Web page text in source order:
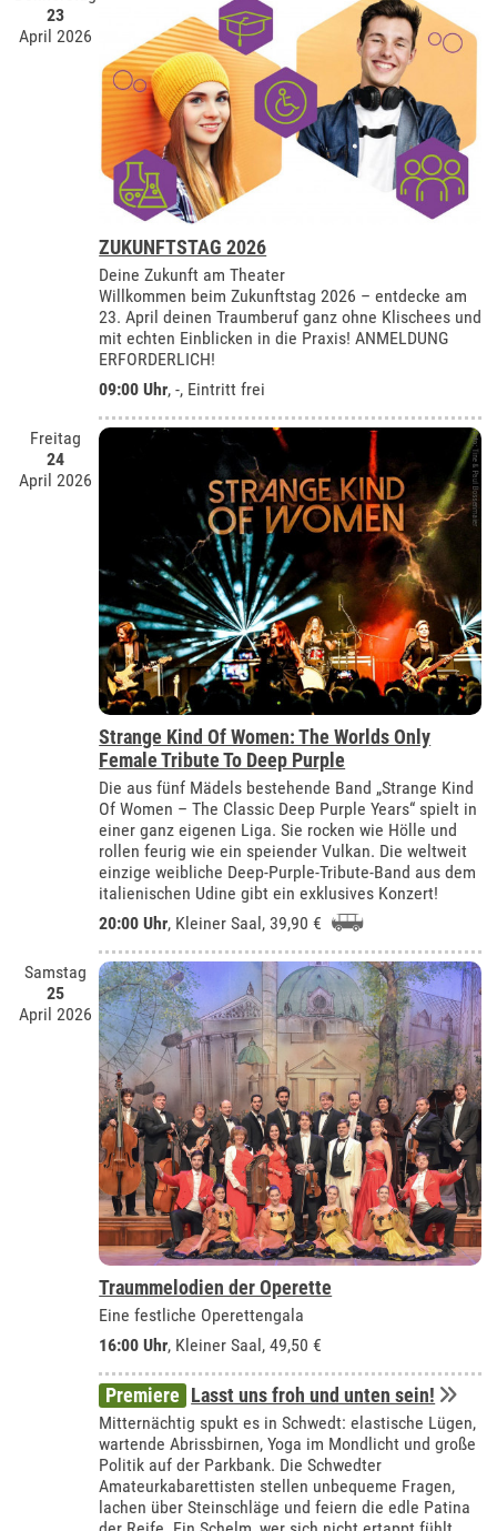
23
April 2026
ZUKUNFTSTAG 2026
Deine Zukunft am Theater
Willkommen beim Zukunftstag 2026 – entdecke am
23. April deinen Traumberuf ganz ohne Klischees und
mit echten Einblicken in die Praxis! ANMELDUNG
ERFORDERLICH!
09:00 Uhr, -, Eintritt frei
Freitag
24
April 2026
Strange Kind Of Women: The Worlds Only
Female Tribute To Deep Purple
Die aus fünf Mädels bestehende Band „Strange Kind
Of Women – The Classic Deep Purple Years“ spielt in
einer ganz eigenen Liga. Sie rocken wie Hölle und
rollen feurig wie ein speiender Vulkan. Die weltweit
einzige weibliche Deep-Purple-Tribute-Band aus dem
italienischen Udine gibt ein exklusives Konzert!
20:00 Uhr, Kleiner Saal, 39,90 €
Samstag
25
April 2026
Traummelodien der Operette
Eine festliche Operettengala
16:00 Uhr, Kleiner Saal , 49,50 €
Premiere Lasst uns froh und unten sein!
Mitternächtig spukt es in Schwedt: elastische Lügen,
wartende Abrissbirnen, Yoga im Mondlicht und große
Politik auf der Parkbank. Die Schwedter
Amateurkabarettisten stellen unbequeme Fragen,
lachen über Steinschläge und feiern die edle Patina